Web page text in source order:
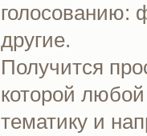
голосованию:
другие.
Получится
которой
тематику и